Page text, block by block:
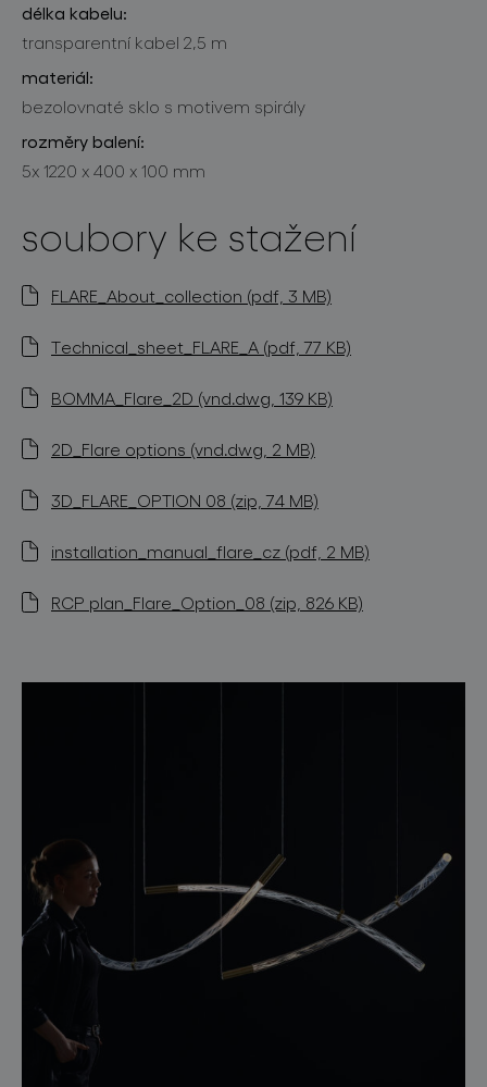
délka kabelu:
transparentní kabel 2,5 m
materiál:
bezolovnaté sklo s motivem spirály
rozměry balení:
5x 1220 x 400 x 100 mm
soubory ke stažení
FLARE_About_collection (pdf, 3 MB)
Technical_sheet_FLARE_A (pdf, 77 KB)
BOMMA_Flare_2D (vnd.dwg, 139 KB)
2D_Flare options (vnd.dwg, 2 MB)
3D_FLARE_OPTION 08 (zip, 74 MB)
installation_manual_flare_cz (pdf, 2 MB)
RCP plan_Flare_Option_08 (zip, 826 KB)